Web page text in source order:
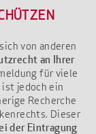
von anderen
an Ihrer
für viele
jedoch ein
Recherche
Dieser
der Eintragung